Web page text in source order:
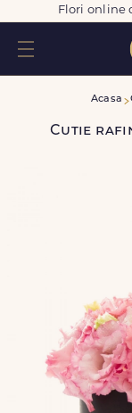
Flori online
Acasa
Cutie